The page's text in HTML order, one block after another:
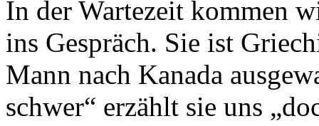
In der Wartezeit kommen
ins Gespräch. Sie ist
Mann nach Kanada
schwer“ erzählt sie uns